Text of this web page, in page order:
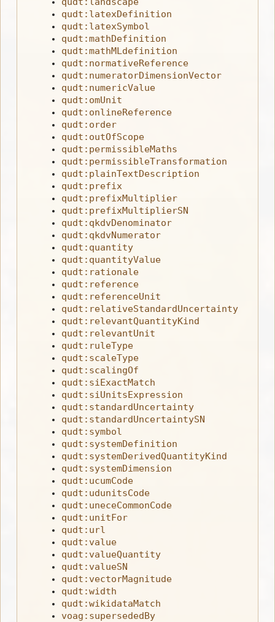
qudt:latexDefinition
qudt:latexSymbol
qudt:mathDefinition
qudt:mathMLdefinition
qudt:normativeReference
qudt:numeratorDimensionVector
qudt:numericValue
qudt:omUnit
qudt:onlineReference
qudt:order
qudt:outOfScope
qudt:permissibleMaths
qudt:permissibleTransformation
qudt:plainTextDescription
qudt:prefix
qudt:prefixMultiplier
qudt:prefixMultiplierSN
qudt:qkdvDenominator
qudt:qkdvNumerator
qudt:quantity
qudt:quantityValue
qudt:rationale
qudt:reference
qudt:referenceUnit
qudt:relativeStandardUncertainty
qudt:relevantQuantityKind
qudt:relevantUnit
qudt:ruleType
qudt:scaleType
qudt:scalingOf
qudt:siExactMatch
qudt:siUnitsExpression
qudt:standardUncertainty
qudt:standardUncertaintySN
qudt:symbol
qudt:systemDefinition
qudt:systemDerivedQuantityKind
qudt:systemDimension
qudt:ucumCode
qudt:udunitsCode
qudt:uneceCommonCode
qudt:unitFor
qudt:url
qudt:value
qudt:valueQuantity
qudt:valueSN
qudt:vectorMagnitude
qudt:width
qudt:wikidataMatch
voag:supersededBy